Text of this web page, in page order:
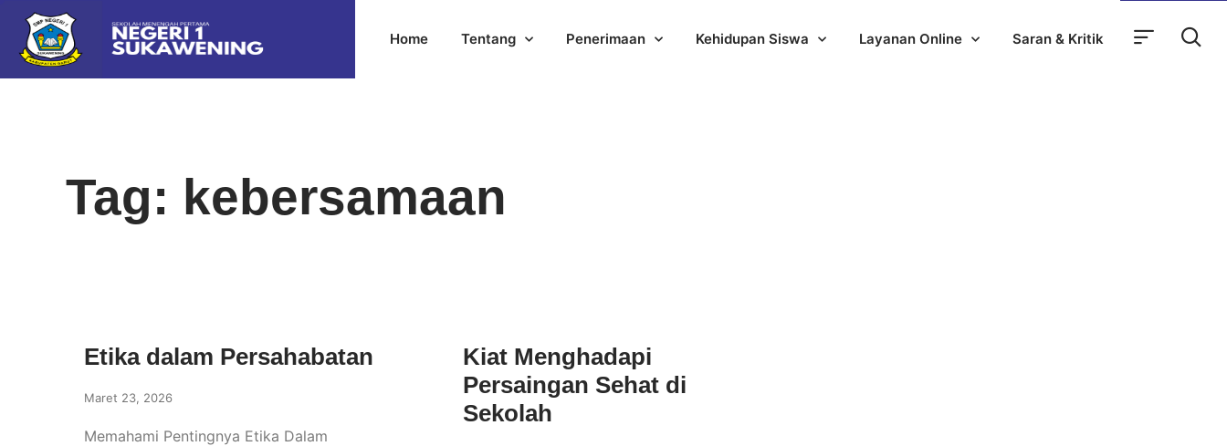
Home Tentang Penerimaan Kehidupan Siswa Layanan Online Saran & Kritik
Tag: kebersamaan
Etika dalam Persahabatan
Maret 23, 2026
Memahami Pentingnya Etika Dalam
Kiat Menghadapi
Persaingan Sehat di
Sekolah